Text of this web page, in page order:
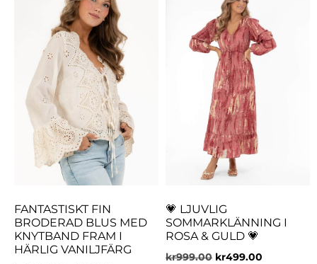
FANTASTISKT FIN
BRODERAD BLUS MED
KNYTBAND FRAM I
HÄRLIG VANILJFÄRG
💗 LJUVLIG
SOMMARKLÄNNING I
ROSA & GULD 💗
kr999.00 kr499.00